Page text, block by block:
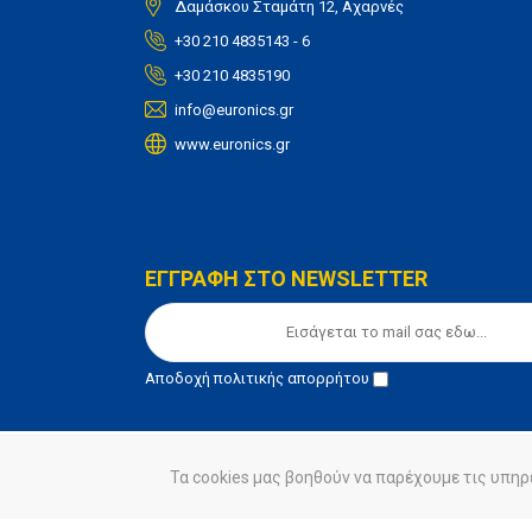
Δαμάσκου Σταμάτη 12, Αχαρνές
+30 210 4835143 - 6
+30 210 4835190
info@euronics.gr
www.euronics.gr
ΕΓΓΡΑΦΗ ΣΤΟ NEWSLETTER
Αποδοχήπολιτικής απορρήτου
© euronics 2020 Όροι Χρήσης Πολιτική
Τα cookies μας βοηθούν να παρέχουμε τις